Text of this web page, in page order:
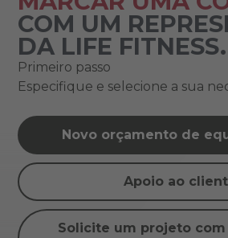
COM UM
DA LIFE FITNESS.
Primeiro passo
Especifique e selecione a sua
Novo orçamento de
Apoio ao
Solicite um projeto